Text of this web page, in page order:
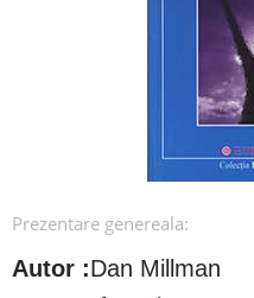
Prezentare genereala:
Autor :Dan Millman